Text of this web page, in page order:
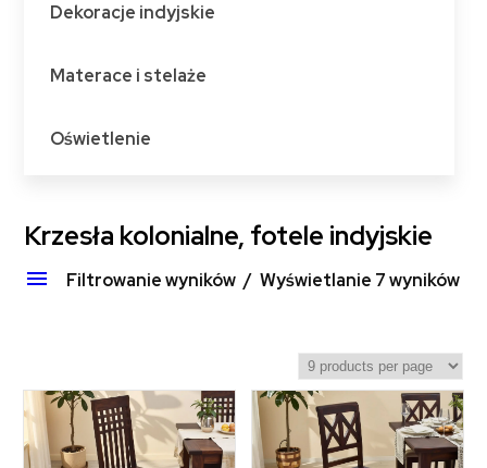
Dekoracje indyjskie
Materace i stelaże
Oświetlenie
Krzesła kolonialne, fotele indyjskie
Filtrowanie wyników Wyświetlanie 7 wyników